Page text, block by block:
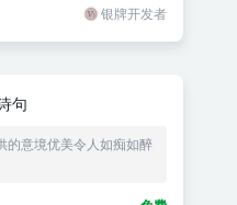
银牌开发者
句
的意境优美令人如痴如醉